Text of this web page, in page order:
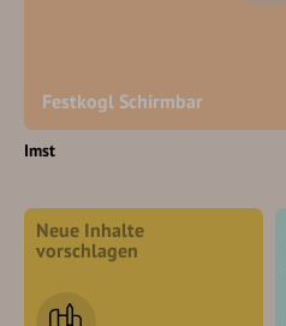
Festkogl Schirmbar
Imst
Neue Inhalte
vorschlagen